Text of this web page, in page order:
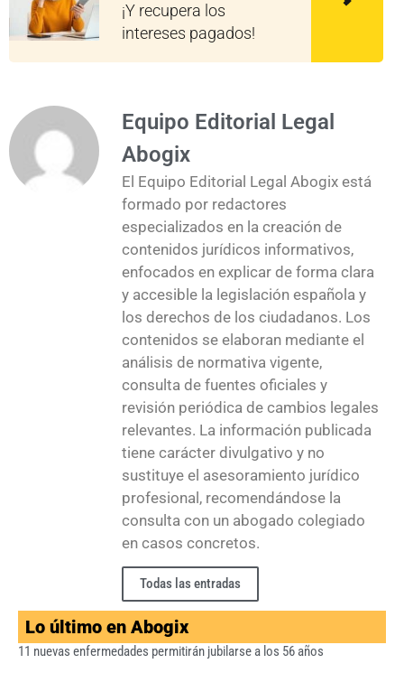
¡Y recupera los
intereses pagados!
Equipo Editorial Legal
Abogix
El Equipo Editorial Legal Abogix está
formado por redactores
especializados en la creación de
contenidos jurídicos informativos,
enfocados en explicar de forma clara
y accesible la legislación española y
los derechos de los ciudadanos. Los
contenidos se elaboran mediante el
análisis de normativa vigente,
consulta de fuentes oficiales y
revisión periódica de cambios legales
relevantes. La información publicada
tiene carácter divulgativo y no
sustituye el asesoramiento jurídico
profesional, recomendándose la
consulta con un abogado colegiado
en casos concretos.
Todas las entradas
Lo último en Abogix
11 nuevas enfermedades permitirán jubilarse a los 56 años